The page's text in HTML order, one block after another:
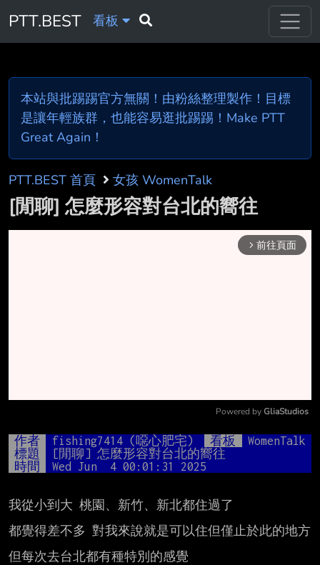
PTT.BEST 看板
本站與批踢踢官方無關！由粉絲整理製作！目標
是讓年輕族群，也能容易逛批踢踢！Make PTT
Great Again！
PTT.BEST 首頁 女孩 WomenTalk
[閒聊] 怎麼形容對台北的嚮往
arrow_forward_ios 前往頁面
Mute
Powered by GliaStudios
作者 fishing7414 (噁心肥宅) 看板
WomenTalk
標題
[閒聊] 怎麼形容對台北的嚮往
時間
Wed Jun  4 00:01:31 2025
我從小到大 桃園、新竹、新北都住過了
都覺得差不多 對我來說就是可以住但僅止於此的地方
但每次去台北都有種特別的感覺